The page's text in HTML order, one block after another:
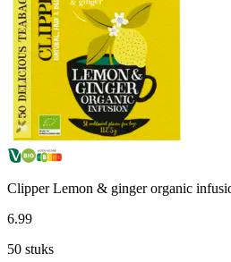
Clipper Lemon & ginger organic
6.99
50 stuks